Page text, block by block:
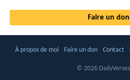
Faire un don
À propos de moi Faire un don Contact
© 2026